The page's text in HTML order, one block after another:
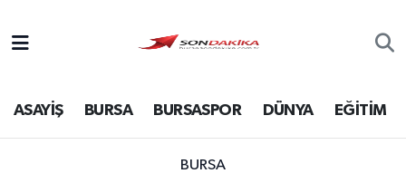
ASAYİŞ BURSA BURSASPOR DÜNYA EĞİTİM
BURSA
Bursa